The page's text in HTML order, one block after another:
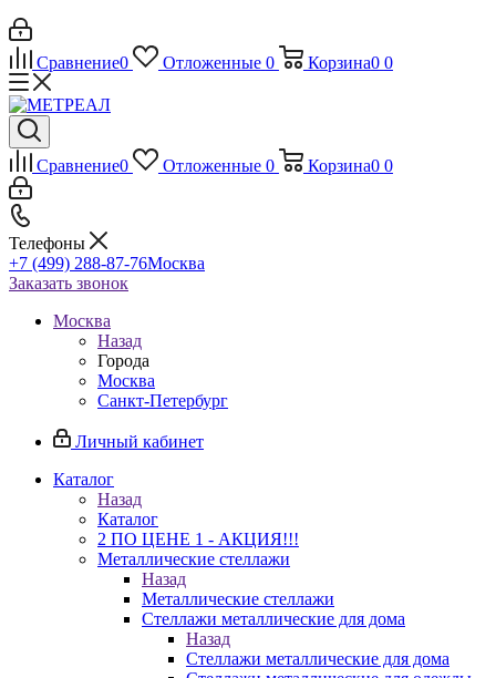
Сравнение0 Отложенные 0 Корзина0 0
Сравнение0 Отложенные 0 Корзина0 0
Телефоны
+7 (499) 288-87-76Москва
Заказать звонок
Москва
Назад
Города
Москва
Санкт-Петербург
Личный кабинет
Каталог
Назад
Каталог
2 ПО ЦЕНЕ 1 - АКЦИЯ!!!
Металлические стеллажи
Назад
Металлические стеллажи
Стеллажи металлические для дома
Назад
Стеллажи металлические для дома